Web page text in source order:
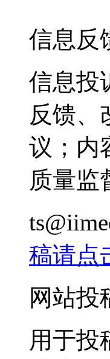
信息反
信息投
反馈、
议；内
质量监
稿请点
网站投
用于投